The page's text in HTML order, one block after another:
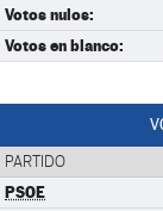
Votos nulos:
Votos en blanco:
PARTIDO
PSOE